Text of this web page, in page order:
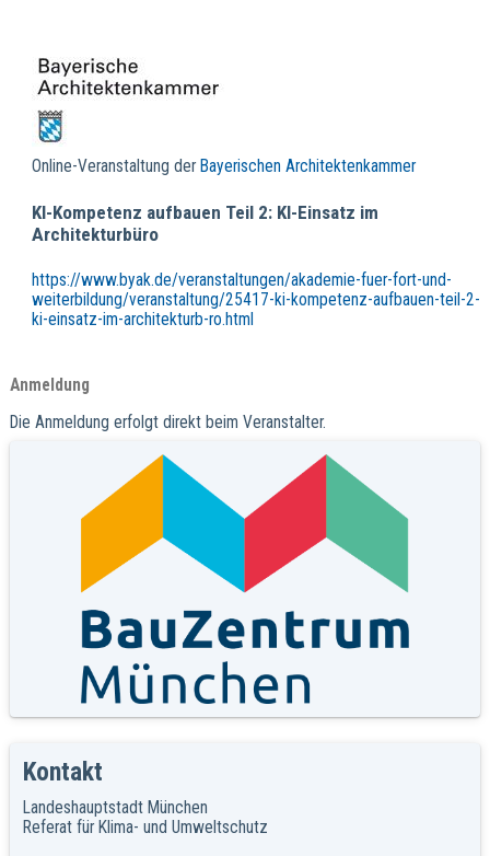
Online-Veranstaltung der Bayerischen Architektenkammer
KI-Kompetenz aufbauen Teil 2: KI-Einsatz im
Architekturbüro
https://www.byak.de/veranstaltungen/akademie-fuer-fort-und-
weiterbildung/veranstaltung/25417-ki-kompetenz-aufbauen-teil-2-
ki-einsatz-im-architekturb-ro.html
Anmeldung
Die Anmeldung erfolgt direkt beim Veranstalter.
Kontakt
Landeshauptstadt München
Referat für Klima- und Umweltschutz